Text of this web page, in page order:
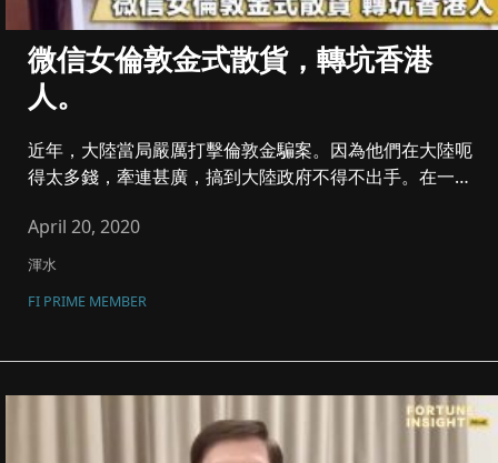
微信女倫敦金式散貨，轉坑香港
人。
近年，大陸當局嚴厲打擊倫敦金騙案。因為他們在大陸呃
得太多錢，牽連甚廣，搞到大陸政府不得不出手。在一、
April 20, 2020
渾水
FI PRIME MEMBER